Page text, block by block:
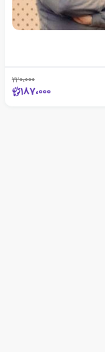
220،000
187،000